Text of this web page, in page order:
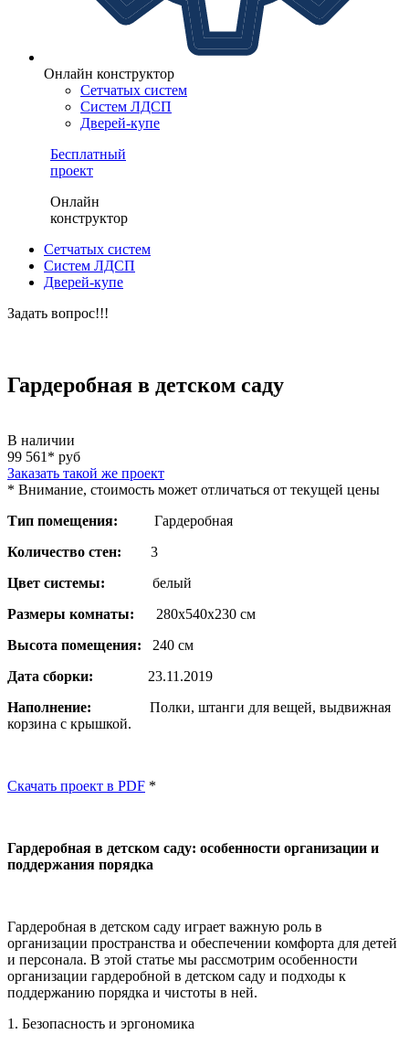
Онлайн конструктор
Сетчатых систем
Систем ЛДСП
Дверей-купе
Бесплатный
проект
Онлайн
конструктор
Сетчатых систем
Систем ЛДСП
Дверей-купе
Задать вопрос!!!
Гардеробная в детском саду
В наличии
99 561* руб
Заказать такой же проект
* Внимание, стоимость может отличаться от текущей цены
Тип помещения:
Гардеробная
Количество стен: 3
Цвет системы: белый
Размеры комнаты: 280х540х230 см
Высота помещения: 240 см
Дата сборки: 23.11.2019
Наполнение: Полки, штанги для вещей, выдвижная
корзина с крышкой.
Скачать проект в PDF *
Гардеробная в детском саду: особенности организации и
поддержания порядка
Гардеробная в детском саду играет важную роль в
организации пространства и обеспечении комфорта для детей
и персонала. В этой статье мы рассмотрим особенности
организации гардеробной в детском саду и подходы к
поддержанию порядка и чистоты в ней.
1. Безопасность и эргономика